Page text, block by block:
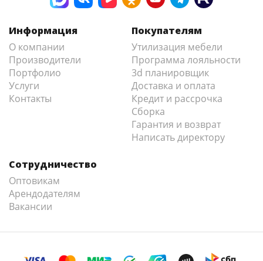
Информация
О компании
Производители
Портфолио
Услуги
Контакты
Покупателям
Утилизация мебели
Программа лояльности
3d планировщик
Доставка и оплата
Кредит и рассрочка
Сборка
Гарантия и возврат
Написать директору
Сотрудничество
Оптовикам
Арендодателям
Вакансии